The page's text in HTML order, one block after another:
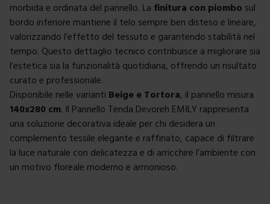
morbida e ordinata del pannello. La finitura con piombo sul
bordo inferiore mantiene il telo sempre ben disteso e lineare,
valorizzando l’effetto del tessuto e garantendo stabilità nel
tempo. Questo dettaglio tecnico contribuisce a migliorare sia
l’estetica sia la funzionalità quotidiana, offrendo un risultato
curato e professionale.
Disponibile nelle varianti Beige e Tortora, il pannello misura
140x280 cm. Il Pannello Tenda Devoreh EMILY rappresenta
una soluzione decorativa ideale per chi desidera un
complemento tessile elegante e raffinato, capace di filtrare
la luce naturale con delicatezza e di arricchire l’ambiente con
un motivo floreale moderno e armonioso.